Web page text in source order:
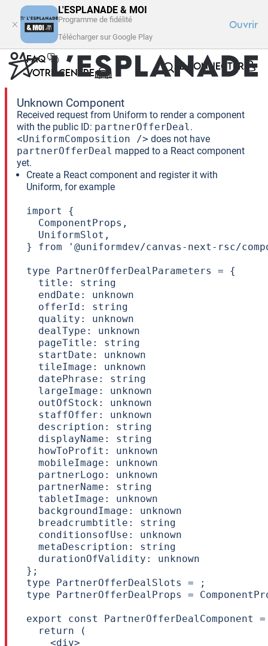
L'ESPLANADE & MOI
Programme de fidélité
Télécharger sur Google Play
Ouvrir
FAQ
VOTRE CENTRE
SE CONNECTER
Unknown Component
Received request from Uniform to render a component
with the public ID: partnerOfferDeal.
<UniformComposition /> does not have
partnerOfferDeal mapped to a React component
yet.
Create a React component and register it with
Uniform, for example
import {
  ComponentProps,
  UniformSlot,
} from '@uniformdev/canvas-next-rsc/
type PartnerOfferDealParameters = {
  title: string
  endDate: unknown
  offerId: string
  quality: unknown
  dealType: unknown
  pageTitle: string
  startDate: unknown
  tileImage: unknown
  datePhrase: string
  largeImage: unknown
  outOfStock: unknown
  staffOffer: unknown
  description: string
  displayName: string
  howToProfit: unknown
  mobileImage: unknown
  partnerLogo: unknown
  partnerName: string
  tabletImage: unknown
  backgroundImage: unknown
  breadcrumbtitle: string
  conditionsofUse: unknown
  metaDescription: string
  durationOfValidity: unknown
};
type PartnerOfferDealSlots = ;
type PartnerOfferDealProps =
export const
  return (
    <div>